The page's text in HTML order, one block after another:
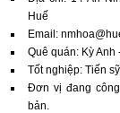
Huế
Email:
Quê quán: Kỳ Anh
Tốt nghiệp:
Đơn vị đang
bản.